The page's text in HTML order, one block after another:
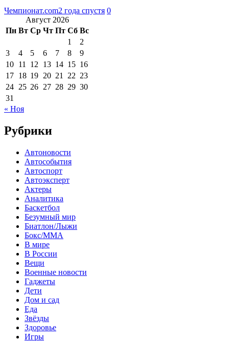
Чемпионат.com2 года спустя 0
Август 2026
Пн Вт Ср Чт Пт Сб Вс
1
2
3
4 5 6 7 8
9
10 11 12 13 14 15 16
17 18 19 20 21 22 23
24 25 26 27 28 29 30
31
« Ноя
Рубрики
Автоновости
Автособытия
Автоспорт
Автоэксперт
Актеры
Аналитика
Баскетбол
Безумный мир
Биатлон/Лыжи
Бокс/MMA
В мире
В России
Вещи
Военные новости
Гаджеты
Дети
Дом и сад
Еда
Звёзды
Здоровье
Игры